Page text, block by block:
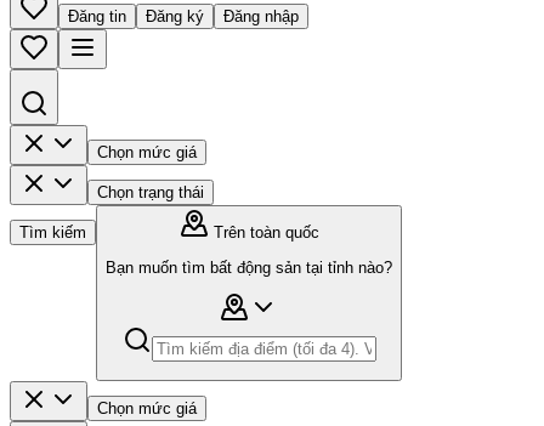
Đăng tin Đăng ký Đăng nhập
Chọn mức giá
Chọn trạng thái
Tìm kiếm
Trên toàn quốc
Bạn muốn tìm bất động sản tại tỉnh nào?
Chọn mức giá